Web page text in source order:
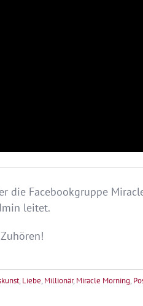
die Facebookgruppe
leitet.
, Liebe, Millionär, Miracle Morning,